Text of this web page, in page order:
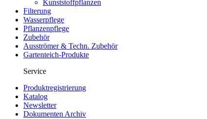
Kunststoffpflanzen
Filterung
Wasserpflege
Pflanzenpflege
Zubehör
Ausströmer & Techn. Zubehör
Gartenteich-Produkte
Service
Produktregistrierung
Katalog
Newsletter
Dokumenten Archiv